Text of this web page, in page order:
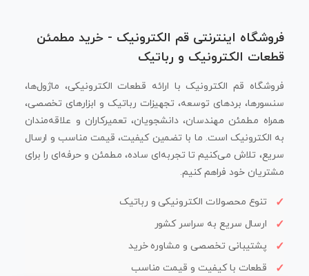
فروشگاه اینترنتی قم الکترونیک - خرید مطمئن
قطعات الکترونیک و رباتیک
فروشگاه قم الکترونیک با ارائه قطعات الکترونیکی، ماژول‌ها،
سنسورها، بردهای توسعه، تجهیزات رباتیک و ابزارهای تخصصی،
همراه مطمئن مهندسان، دانشجویان، تعمیرکاران و علاقه‌مندان
به الکترونیک است. ما با تضمین کیفیت، قیمت مناسب و ارسال
سریع، تلاش می‌کنیم تا تجربه‌ای ساده، مطمئن و حرفه‌ای را برای
مشتریان خود فراهم کنیم.
تنوع محصولات الکترونیکی و رباتیک
ارسال سریع به سراسر کشور
پشتیبانی تخصصی و مشاوره خرید
قطعات با کیفیت و قیمت مناسب